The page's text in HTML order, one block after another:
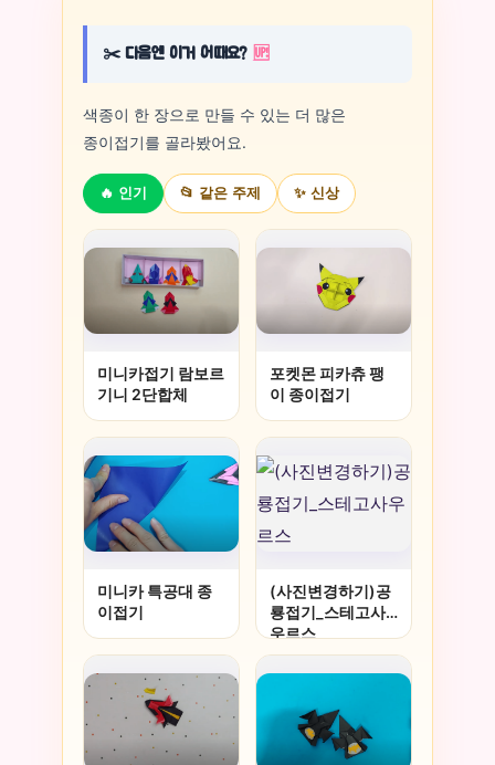
✂️ 다음엔 이거 어때요? 🆙
색종이 한 장으로 만들 수 있는 더 많은
종이접기를 골라봤어요.
🔥 인기 📂 같은 주제 ✨ 신상
미니카접기 람보르
기니 2단합체
포켓몬 피카츄 팽
이 종이접기
미니카 특공대 종
이접기
(사진변경하기)공
룡접기_스테고사
우르스